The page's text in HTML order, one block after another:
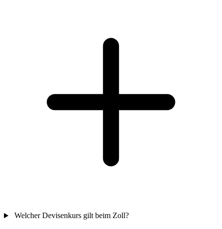
Welcher Devisenkurs gilt beim Zoll?